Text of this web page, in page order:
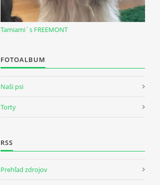
Tamiami´s FREEMONT
FOTOALBUM
Naši psi
Torty
RSS
Prehľad zdrojov